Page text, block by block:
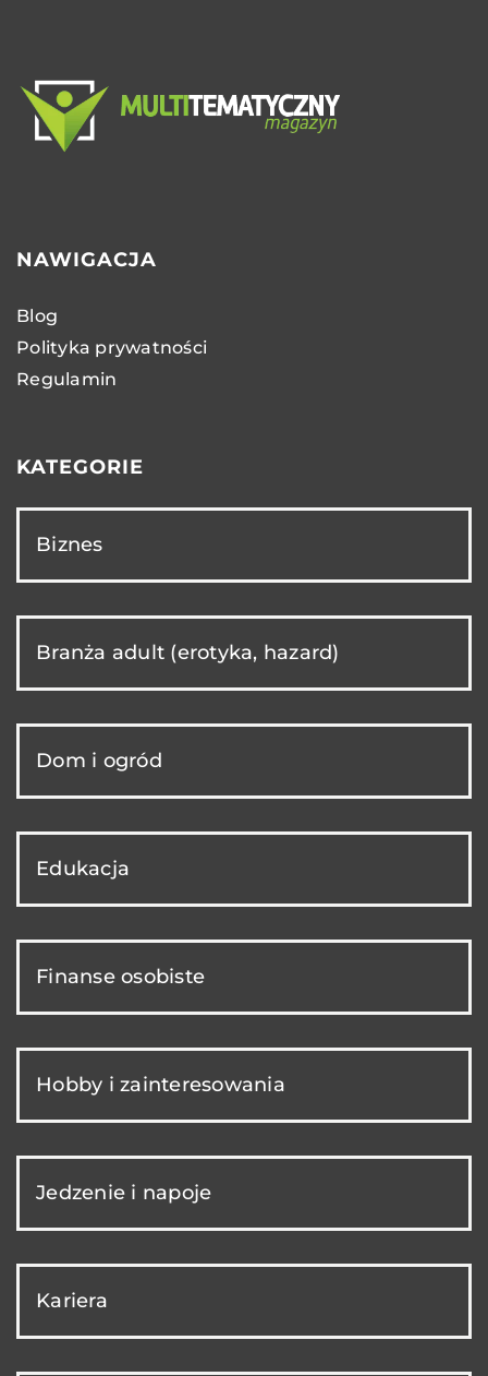
NAWIGACJA
Blog
Polityka prywatności
Regulamin
KATEGORIE
Biznes
Branża adult (erotyka, hazard)
Dom i ogród
Edukacja
Finanse osobiste
Hobby i zainteresowania
Jedzenie i napoje
Kariera